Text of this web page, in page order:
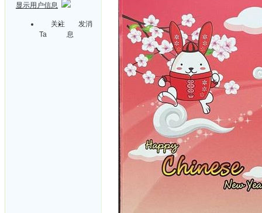
显示用户信息
关注
Ta
发消
息